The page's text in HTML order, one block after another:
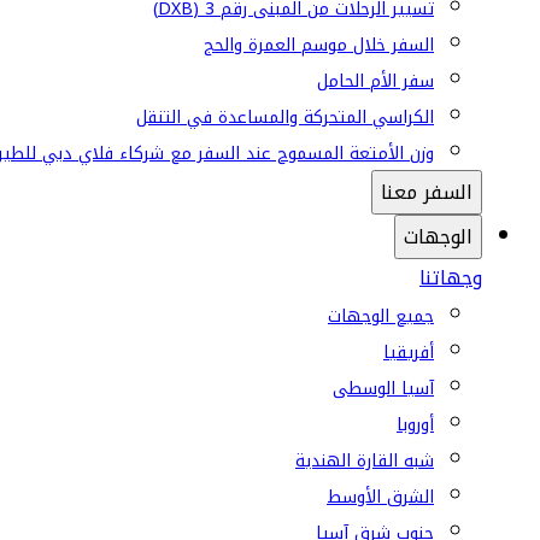
تسيير الرحلات من المبنى رقم 3 (DXB)
السفر خلال موسم العمرة والحج
سفر الأم الحامل
الكراسي المتحركة والمساعدة في التنقل
وزن الأمتعة المسموح عند السفر مع شركاء فلاي دبي
السفر معنا
الوجهات
وجهاتنا
جميع الوجهات
أفريقيا
آسيا الوسطى
أوروبا
شبه القارة الهندية
الشرق الأوسط
جنوب شرق آسيا